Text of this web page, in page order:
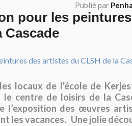
Publié par
pour les
Cascade
locaux de l'école de
centre de loisirs de la
l’exposition des œuvres
les vacances. Une jolie